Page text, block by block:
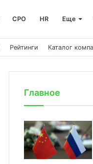
СРО HR Еще
Рейтинги Каталог
Главное